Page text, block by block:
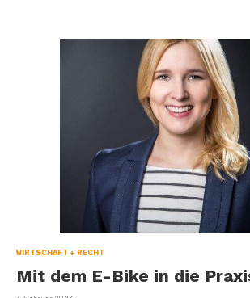
WIRTSCHAFT + RECHT
Mit dem E-Bike in die